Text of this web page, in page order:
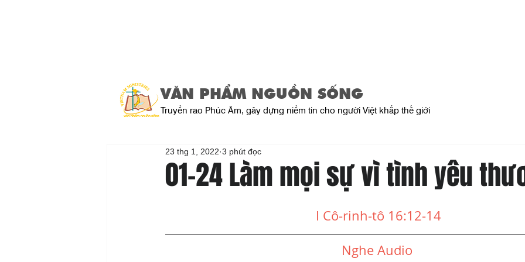
VĂN PHẨM NGUỒN SỐNG
Truyền rao Phúc Âm, gây dựng niềm tin cho người Việt khắp thế giới
01-24 Làm mọi sự vì tình yêu
23 thg 1, 2022 3 phút đọc
I Cô-rinh-tô 16:12-14
Nghe Audio